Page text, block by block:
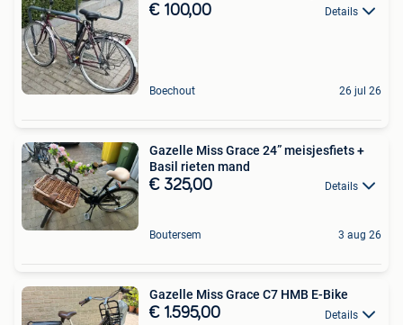
€ 100,00 Details
Boechout 26 jul 26
Gazelle Miss Grace 24” meisjesfiets +
Basil rieten mand
€ 325,00 Details
Boutersem 3 aug 26
Gazelle Miss Grace C7 HMB E-Bike
€ 1.595,00 Details